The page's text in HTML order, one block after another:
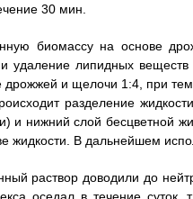
30 мин.
биомассу на основе
удаление липидных
и щелочи 1:4, при
разделение
и нижний слой бесцветной
жидкости. В дальнейшем
раствор доводили до
оседал в течение